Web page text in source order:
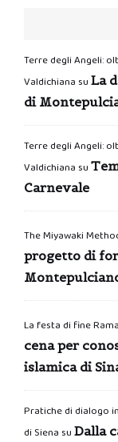
Terre degli Angeli:
Valdichiana su La
di
Terre degli Angeli:
Valdichiana su
Carnevale
The Miyawaki
progetto di
La festa di fine
cena per
islamica di
Pratiche di dialogo
di Siena su Dalla